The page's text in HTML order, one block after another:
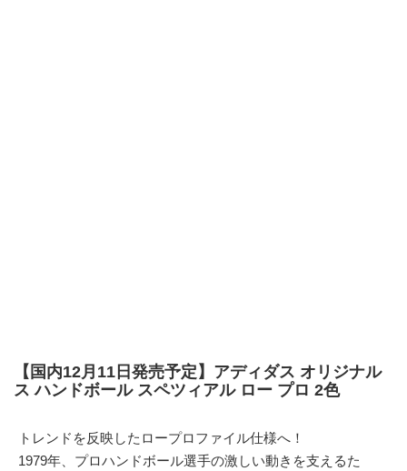
【国内12月11日発売予定】アディダス オリジナル
ス ハンドボール スペツィアル ロー プロ 2色
トレンドを反映したロープロファイル仕様へ！
1979年、プロハンドボール選手の激しい動きを支えるた